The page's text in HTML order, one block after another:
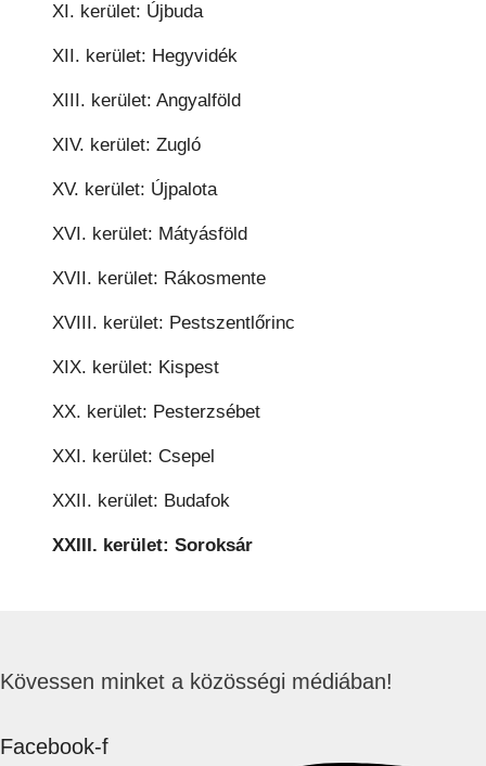
XI. kerület: Újbuda
XII. kerület: Hegyvidék
XIII. kerület: Angyalföld
XIV. kerület: Zugló
XV. kerület: Újpalota
XVI. kerület: Mátyásföld
XVII. kerület: Rákosmente
XVIII. kerület: Pestszentlőrinc
XIX. kerület: Kispest
XX. kerület: Pesterzsébet
XXI. kerület: Csepel
XXII. kerület: Budafok
XXIII. kerület: Soroksár
Kövessen minket a közösségi médiában!
Facebook-f